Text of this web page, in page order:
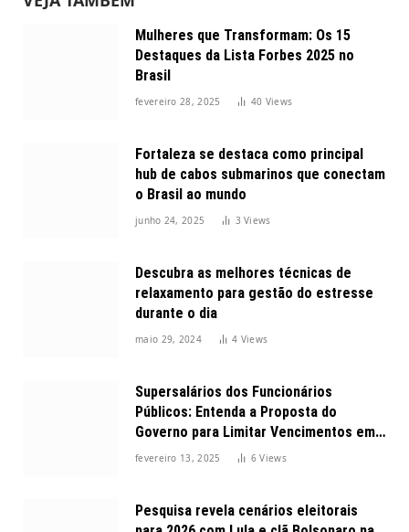
Mulheres que Transformam: Os 15
Destaques da Lista Forbes 2025 no
Brasil
fevereiro 28, 2025 40 Views
Fortaleza se destaca como principal
hub de cabos submarinos que conectam
o Brasil ao mundo
junho 24, 2025 3Views
Descubra as melhores técnicas de
relaxamento para gestão do estresse
durante o dia
maio 29, 2024 4 Views
Supersalários dos Funcionários
Públicos: Entenda a Proposta do
Governo para Limitar Vencimentos em
2025
fevereiro 13, 2025 6Views
Pesquisa revela cenários eleitorais